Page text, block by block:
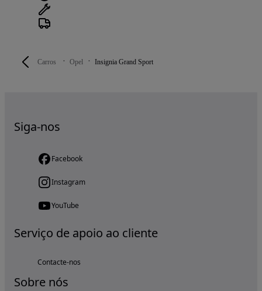
Carros Opel Insignia Grand Sport
Siga-nos
Facebook
Instagram
YouTube
Serviço de apoio ao cliente
Contacte-nos
Sobre nós